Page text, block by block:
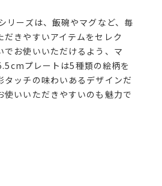
リーズは、飯碗やマグなど、毎
だきやすいアイテムをセレク
でお使いいただけるよう、マ
プレートは5種類の絵柄を
タッチの味わいあるデザインだ
使いいただきやすいのも魅力で